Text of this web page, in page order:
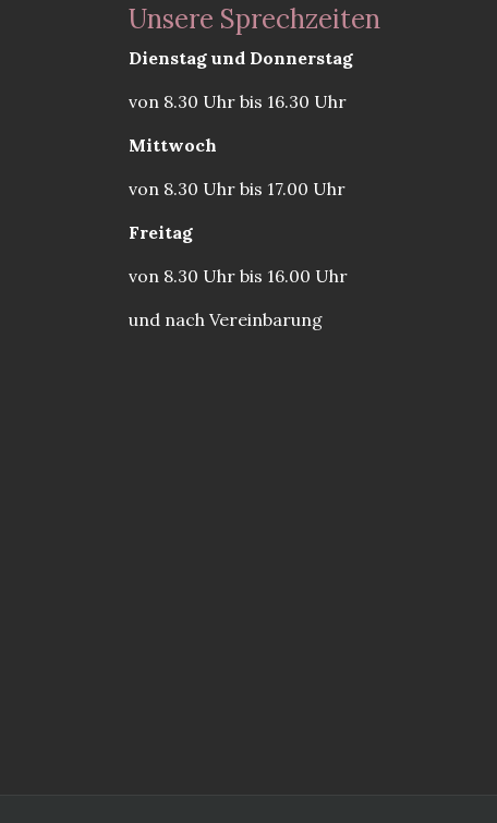
Unsere Sprechzeiten
Dienstag und Donnerstag
von 8.30 Uhr bis 16.30 Uhr
Mittwoch
von 8.30 Uhr bis 17.00 Uhr
Freitag
von 8.30 Uhr bis 16.00 Uhr
und nach Vereinbarung